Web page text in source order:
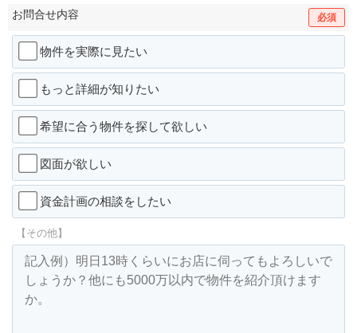
お問合せ内容 必須
物件を実際に見たい
もっと詳細が知りたい
希望に合う物件を探して欲しい
図面が欲しい
資金計画の相談をしたい
【その他】